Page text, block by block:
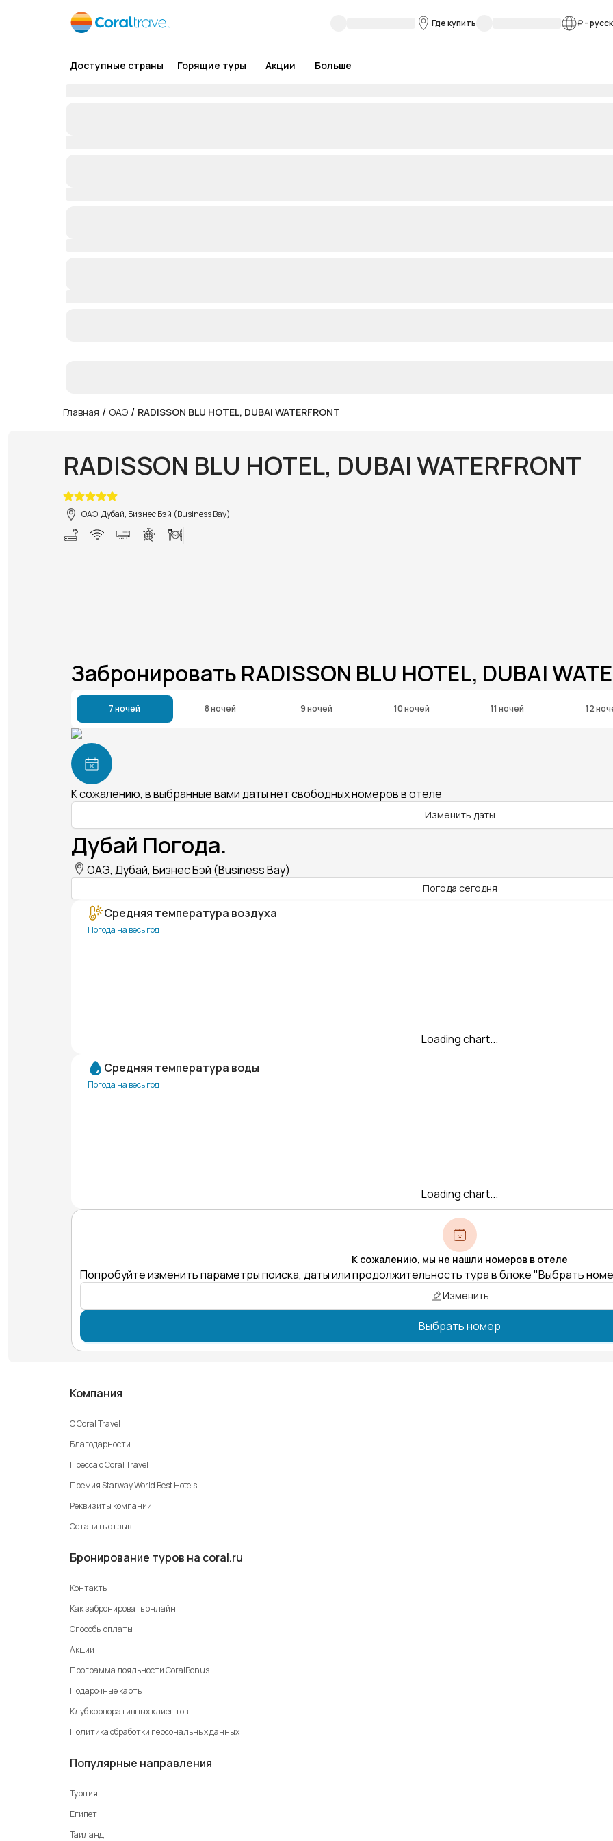
Где купить ₽-
Доступные страны Горящие туры Акции Больше
Главная / ОАЭ / RADISSON BLU HOTEL, DUBAI WATERFRONT
RADISSON BLU HOTEL, DUBAI WATERFRONT
ОАЭ, Дубай, Бизнес Бэй (Business Bay)
Забронировать RADISSON BLU HOTEL, DUBAI
7 ночей 8 ночей 9 ночей 10 ночей 11 ночей 12
К сожалению, в выбранные вами даты нет свободных номеров в отеле
Изменить даты
Дубай Погода.
ОАЭ, Дубай, Бизнес Бэй (Business Bay)
Погода сегодня
Средняя температура воздуха
Погода на весь год
Loading chart...
Средняя температура воды
Погода на весь год
Loading chart...
К сожалению, мы не нашли номеров в отеле
Попробуйте изменить параметры поиска, даты или продолжительность тура в блоке "Выбрать
Изменить
Выбрать номер
Компания
О Coral Travel
Благодарности
Пресса о Coral Travel
Премия Starway World Best Hotels
Реквизиты компаний
Оставить отзыв
Бронирование туров на coral.ru
Контакты
Как забронировать онлайн
Способы оплаты
Акции
Программа лояльности CoralBonus
Подарочные карты
Клуб корпоративных клиентов
Политика обработки персональных данных
Популярные направления
Турция
Египет
Таиланд